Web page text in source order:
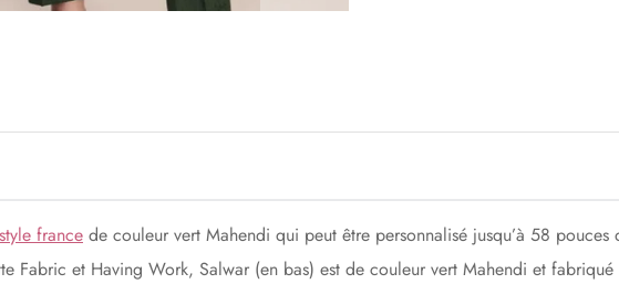
france de couleur vert Mahendi qui peut être personnalisé jusqu’à 58 pouces
Fabric et Having Work, Salwar (en bas) est de couleur vert Mahendi et